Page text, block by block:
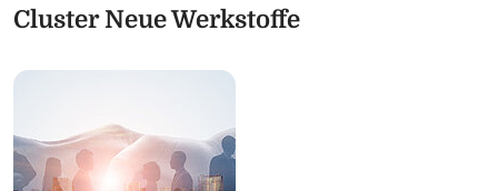
Cluster Neue Werkstoffe